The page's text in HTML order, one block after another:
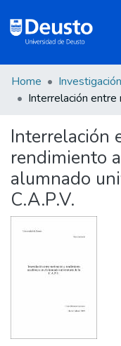
DeustoTeka
Communities
&
Collections
All of DSpace
Statistics
Home Investigación
Interrelación
rendimiento
alumnado
C.A.P.V.